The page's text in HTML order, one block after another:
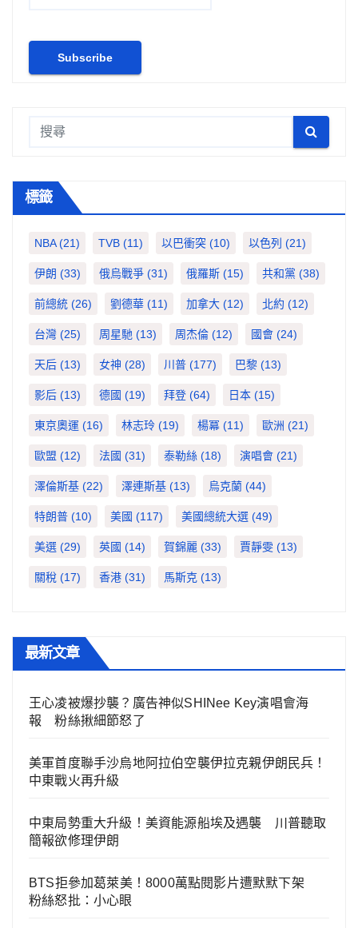
標籤
NBA(21) TVB (11) 以巴衝突 (10) 以色列 (21)
伊朗 (33) 俄烏戰爭 (31) 俄羅斯 (15) 共和黨 (38)
前總統 (26) 劉德華 (11) 加拿大 (12) 北約 (12)
台灣 (25) 周星馳 (13) 周杰倫 (12) 國會 (24)
天后 (13) 女神 (28) 川普 (177) 巴黎 (13)
影后 (13) 德國 (19) 拜登 (64) 日本 (15)
東京奧運 (16) 林志玲 (19) 楊冪 (11) 歐洲 (21)
歐盟 (12) 法國 (31) 泰勒絲 (18) 演唱會 (21)
澤倫斯基 (22) 澤連斯基 (13) 烏克蘭 (44)
特朗普 (10) 美國 (117) 美國總統大選 (49)
美選 (29) 英國 (14) 賀錦麗 (33) 賈靜雯 (13)
關稅 (17) 香港 (31) 馬斯克 (13)
最新文章
王心凌被爆抄襲？廣告神似SHINee Key演唱會海
報 粉絲揪細節怒了
美軍首度聯手沙烏地阿拉伯空襲伊拉克親伊朗民兵！
中東戰火再升級
中東局勢重大升級！美資能源船埃及遇襲 川普聽取
簡報欲修理伊朗
BTS拒參加葛萊美！8000萬點閱影片遭默默下架
粉絲怒批：小心眼